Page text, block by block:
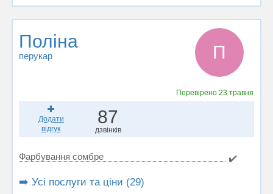
Поліна
перукар П
Перевірено23 травня
Додати
відгук
87
дзвінків
Фарбування сомбре ✔️
➡️ Усі послуги та ціни (29)